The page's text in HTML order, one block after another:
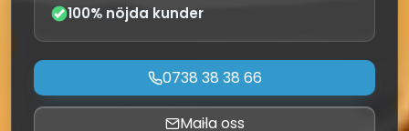
100% nöjda kunder
0738 38 38 66
Maila oss